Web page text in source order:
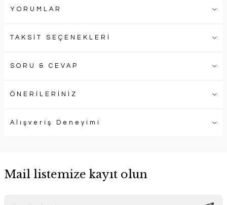
YORUMLAR
TAKSİT SEÇENEKLERİ
SORU & CEVAP
ÖNERİLERİNİZ
Alışveriş Deneyimi
Mail listemize kayıt olun